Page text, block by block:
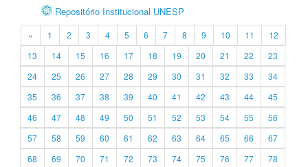
Repositório Institucional UNESP
« 1 2 3 4 5 6 7 8 9 10 11
12
13
14 15 16 17 18 19 20 21 22
23
24
25 26 27 28 29 30 31 32 33
34
35
36 37 38 39 40 41 42 43 44
45
46
47 48 49 50 51 52 53 54 55
56
57
58 59 60 61 62 63 64 65 66
67
68
69 70 71 72 73 74 75 76 77
78